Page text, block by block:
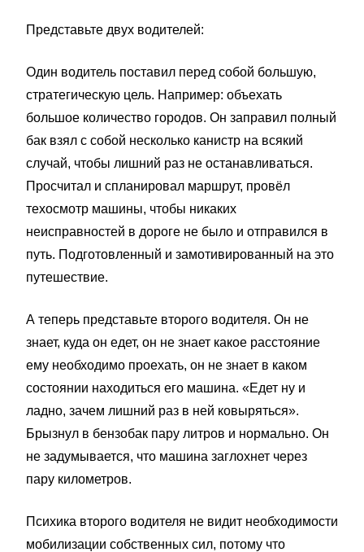
Представьте двух водителей:
Один водитель поставил перед собой большую,
стратегическую цель. Например: объехать
большое количество городов. Он заправил полный
бак взял с собой несколько канистр на всякий
случай, чтобы лишний раз не останавливаться.
Просчитал и спланировал маршрут, провёл
техосмотр машины, чтобы никаких
неисправностей в дороге не было и отправился в
путь. Подготовленный и замотивированный на это
путешествие.
А теперь представьте второго водителя. Он не
знает, куда он едет, он не знает какое расстояние
ему необходимо проехать, он не знает в каком
состоянии находиться его машина. «Едет ну и
ладно, зачем лишний раз в ней ковыряться».
Брызнул в бензобак пару литров и нормально. Он
не задумывается, что машина заглохнет через
пару километров.
Психика второго водителя не видит необходимости
мобилизации собственных сил, потому что